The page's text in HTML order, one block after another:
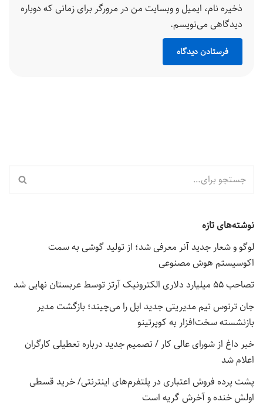
ذخیره نام، ایمیل و وبسایت من در مرورگر برای زمانی که دوباره
دیدگاهی می‌نویسم.
نوشته‌های تازه
لوگو و شعار جدید آنر معرفی شد؛ از تولید گوشی به سمت
اکوسیستم هوش مصنوعی
تصاحب ۵۵ میلیارد دلاری الکترونیک آرتز توسط عربستان نهایی شد
جان ترنوس تیم مدیریتی جدید اپل را می‌چیند؛ بازگشت مدیر
بازنشسته سخت‌افزار به کوپرتینو
خبر داغ از شورای عالی کار / تصمیم جدید درباره تعطیلی کارگران
اعلام شد
پشت پرده فروش اعتباری در پلتفرم‌های اینترنتی/ خرید قسطی
اولش خنده و آخرش گریه است